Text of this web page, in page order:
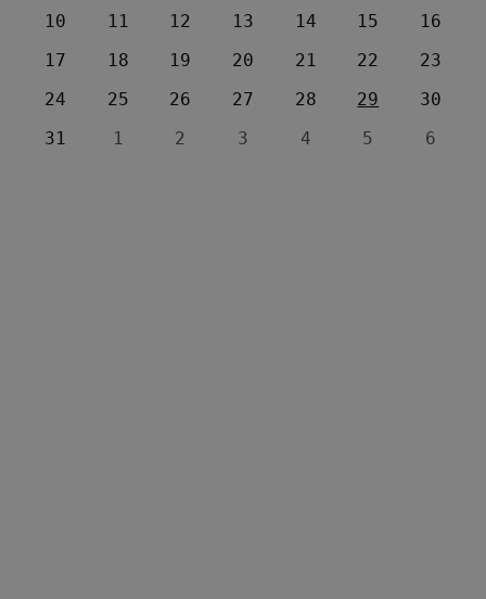
10 11 12 13 14 15
16
17
18 19 20 21 22
23
24
25 26 27 28 29
30
31
1 2 3 4 5 6